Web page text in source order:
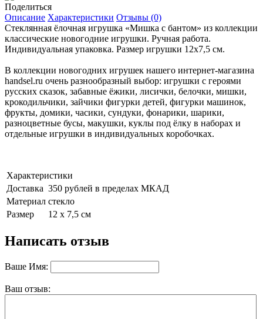
Поделиться
Описание Характеристики Отзывы (0)
Стеклянная ёлочная игрушка «Мишка с бантом» из коллекции
классические новогодние игрушки. Ручная работа.
Индивидуальная упаковка. Размер игрушки 12х7,5 см.
В коллекции новогодних игрушек нашего интернет-магазина
handsel.ru очень разнообразный выбор: игрушки с героями
русских сказок, забавные ёжики, лисички, белочки, мишки,
крокодильчики, зайчики фигурки детей, фигурки машинок,
фрукты, домики, часики, сундуки, фонарики, шарики,
разноцветные бусы, макушки, куклы под ёлку в наборах и
отдельные игрушки в индивидуальных коробочках.
Характеристики
Доставка 350 рублей в пределах МКАД
Материал стекло
Размер
12 х 7,5 см
Написать отзыв
Ваше Имя:
Ваш отзыв: